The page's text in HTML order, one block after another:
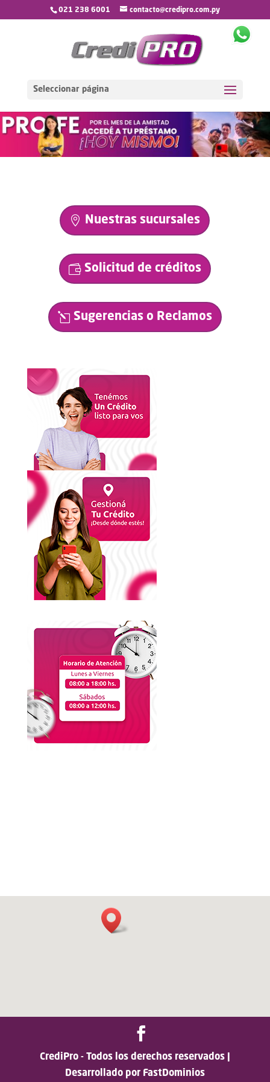
021 238 6001 contacto@credipro.com.py
Seleccionar página
Nuestras sucursales
Solicitud de créditos
Sugerencias o Reclamos
CrediPro - Todos los derechos reservados |
Desarrollado por FastDominios